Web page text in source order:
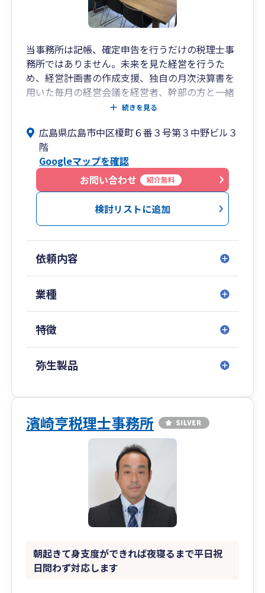
当事務所は記帳、確定申告を行うだけの税理士事
務所ではありません。未来を見た経営を行うた
め、経営計画書の作成支援、独自の月次決算書を
用いた毎月の経営会議を経営者、幹部の方と一緒
に行っていきます。これにより儲かり、かつお金
続きを見る
広島県広島市中区榎町６番３号第３中野ビル３
階
Googleマップを確認
お問い合わせ
紹介無料
検討リストに追加
依頼内容
業種
特徴
弥生製品
濱崎亨税理士事務所
朝起きて身支度ができれば夜寝るまで平日祝
日問わず対応します